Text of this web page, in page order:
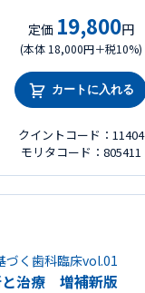
定価 19,800円
(本体 18,000円＋税10%)
カートに入れる
クイントコード：11404
モリタコード：805411
づく歯科臨床vol.01
と治療 増補新版